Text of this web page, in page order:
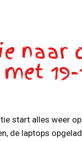
naar
19-
start alles weer
de laptops